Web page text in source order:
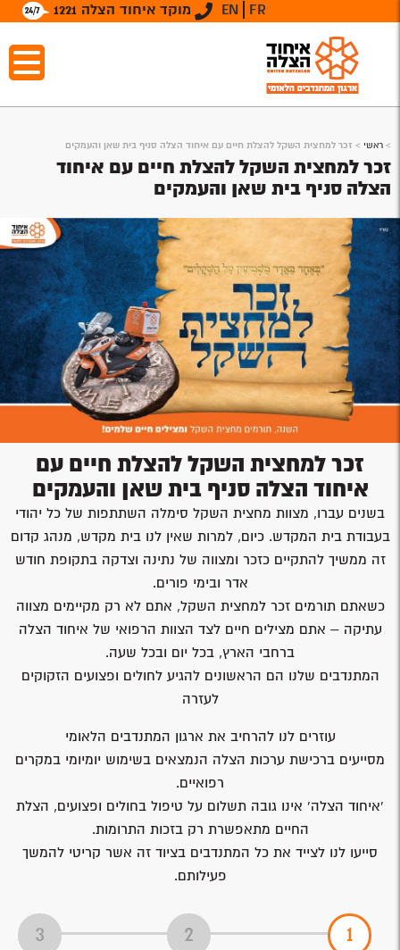
מוקד איחוד הצלה 1221 EN FR
> ראשי > זכר למחצית השקל להצלת חיים עם איחוד הצלה סניף בית שאן והעמקים
זכר למחצית השקל להצלת חיים עם איחוד
הצלה סניף בית שאן והעמקים
זכר למחצית השקל להצלת חיים עם
איחוד הצלה סניף בית שאן והעמקים
בשנים עברו, מצוות מחצית השקל סימלה השתתפות של כל יהודי
בעבודת בית המקדש. כיום, למרות שאין לנו בית מקדש, מנהג קדום
זה ממשיך להתקיים כזכר ומצווה של נתינה וצדקה בתקופת חודש
אדר ובימי פורים.
כשאתם תורמים זכר למחצית השקל, אתם לא רק מקיימים מצווה
עתיקה – אתם מצילים חיים לצד הצוות הרפואי של איחוד הצלה
ברחבי הארץ, בכל יום ובכל שעה.
המתנדבים שלנו הם הראשונים להגיע לחולים ופצועים הזקוקים
לעזרה
עוזרים לנו להרחיב את ארגון המתנדבים הלאומי
מסייעים ברכישת ערכות הצלה הנמצאים בשימוש יומיומי במקרים
רפואיים.
'איחוד הצלה' אינו גובה תשלום על טיפול בחולים ופצועים, הצלת
החיים מתאפשרת רק בזכות התרומות.
סייעו לנו לצייד את כל המתנדבים בציוד זה אשר קריטי להמשך
פעילותם.